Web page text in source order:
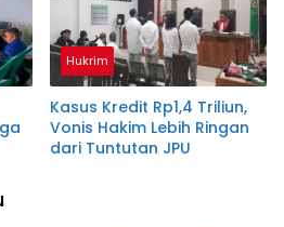
Hukrim
Kasus Kredit Rp1,4 Triliun,
Vonis Hakim Lebih Ringan
dari Tuntutan JPU